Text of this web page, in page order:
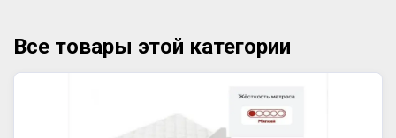
Все товары этой категории